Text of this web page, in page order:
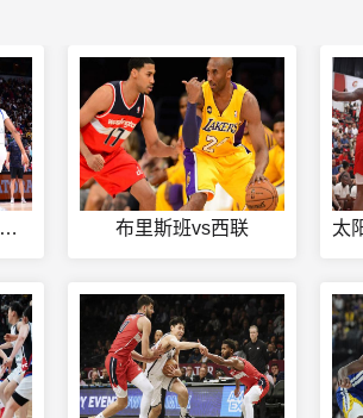
夏季联赛火箭vs掘金回放 布里斯班vs西联